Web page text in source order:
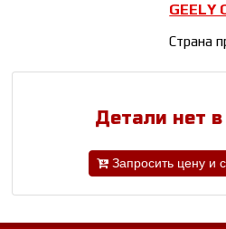
GEELY
Страна
Детали нет
Запросить цену и